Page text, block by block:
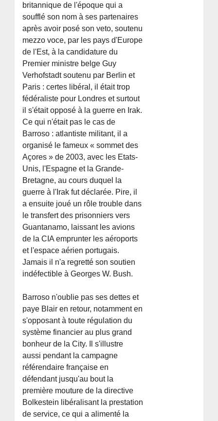
britannique de l'époque qui a
soufflé son nom à ses partenaires
après avoir posé son veto, soutenu
mezzo voce, par les pays d'Europe
de l'Est, à la candidature du
Premier ministre belge Guy
Verhofstadt soutenu par Berlin et
Paris : certes libéral, il était trop
fédéraliste pour Londres et surtout
il s'était opposé à la guerre en Irak.
Ce qui n'était pas le cas de
Barroso : atlantiste militant, il a
organisé le fameux « sommet des
Açores » de 2003, avec les Etats-
Unis, l'Espagne et la Grande-
Bretagne, au cours duquel la
guerre à l'Irak fut déclarée. Pire, il
a ensuite joué un rôle trouble dans
le transfert des prisonniers vers
Guantanamo, laissant les avions
de la CIA emprunter les aéroports
et l'espace aérien portugais.
Jamais il n'a regretté son soutien
indéfectible à Georges W. Bush.
Barroso n'oublie pas ses dettes et
paye Blair en retour, notamment en
s'opposant à toute régulation du
système financier au plus grand
bonheur de la City. Il s'illustre
aussi pendant la campagne
référendaire française en
défendant jusqu'au bout la
première mouture de la directive
Bolkestein libéralisant la prestation
de service, ce qui a alimenté la